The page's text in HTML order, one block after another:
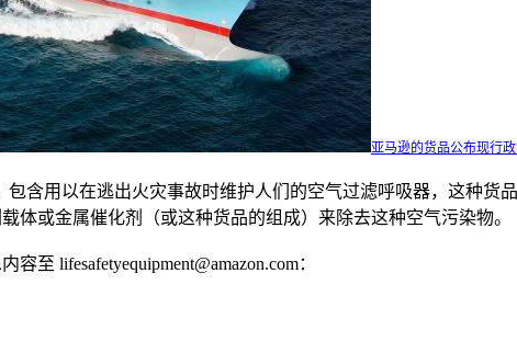
亚马逊的货品公布现行
含用以在逃出火灾事故时维护人们的空气过滤呼吸器，这种货
体或金属催化剂（或这种货品的组成）来除去这种空气污染物。
至 lifesafetyequipment@amazon.com：